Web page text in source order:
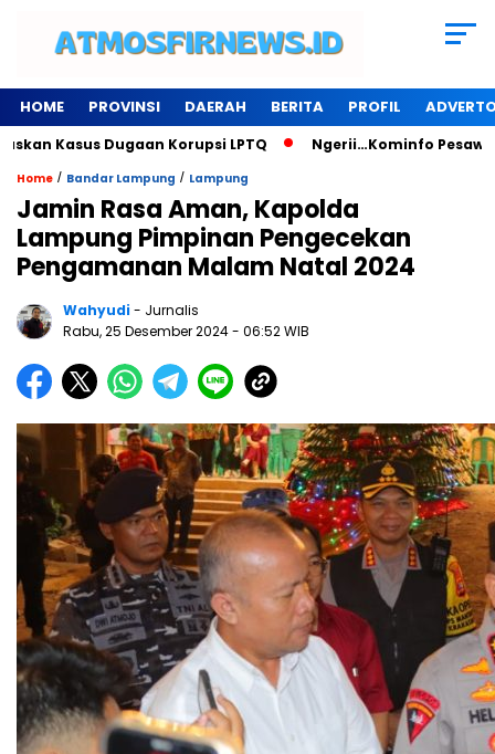
HOME PROVINSI DAERAH BERITA PROFIL
Dugaan Korupsi LPTQ Ngerii…Kominfo Pesawaran
Home / Bandar Lampung / Lampung
Jamin Rasa Aman, Kapolda
Lampung Pimpinan Pengecekan
Pengamanan Malam Natal 2024
Wahyudi- Jurnalis
Rabu, 25 Desember 2024- 06:52 WIB